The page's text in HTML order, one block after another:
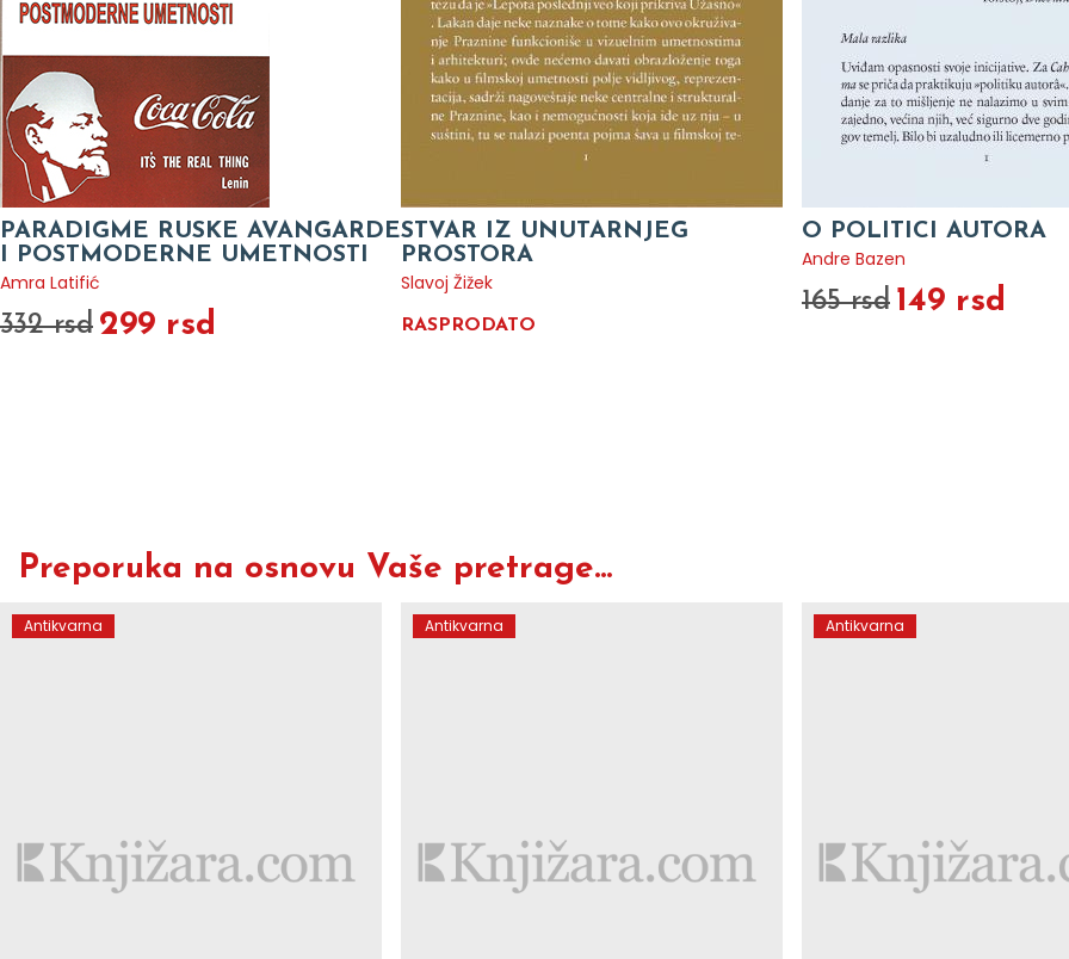
PARADIGME RUSKE AVANGARDE
I POSTMODERNE UMETNOSTI
Amra Latifić
332 rsd 299 rsd
STVAR IZ UNUTARNJEG
PROSTORA
Slavoj Žižek
RASPRODATO
O POLITICI AUTORA
Andre Bazen
165 rsd 149 rsd
Preporuka na osnovu Vaše pretrage...
Antikvarna Antikvarna Antikvarna